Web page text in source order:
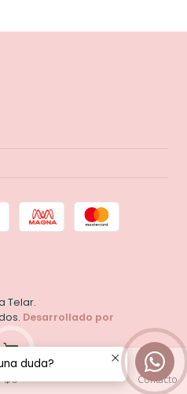
$0 Contacto
Telar.
Desarrollado por
duda?